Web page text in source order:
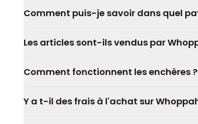
Comment puis-je savoir dans quel
Les articles sont-ils vendus par
Comment fonctionnent les enchères
Y a t-il des frais à l'achat sur